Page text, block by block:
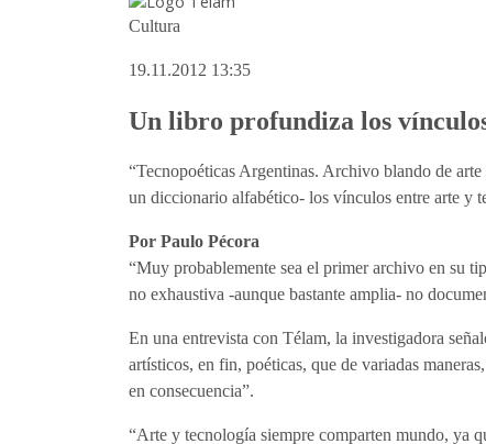
Cultura
19.11.2012 13:35
Un libro profundiza los
“Tecnopoéticas Argentinas. Archivo blando de
un diccionario alfabético- los vínculos entre arte y
Por Paulo Pécora
“Muy probablemente sea el primer archivo en su
no exhaustiva -aunque bastante amplia- no
En una entrevista con Télam, la investigadora
artísticos, en fin, poéticas, que de variadas
en consecuencia”.
“Arte y tecnología siempre comparten mundo, ya